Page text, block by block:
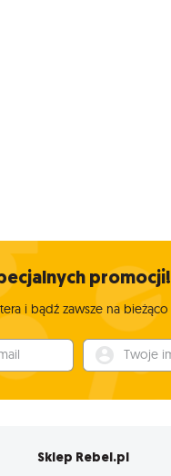
promocji!
i bądź zawsze na bieżąco
Twoje imię
Sklep Rebel.pl